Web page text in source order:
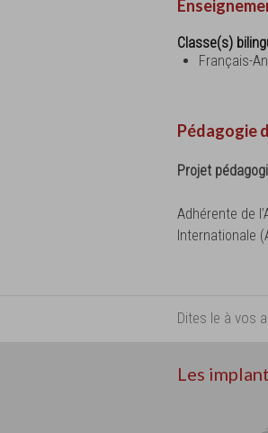
Classe(s)
Français-
Pédagogie
Projet
Adhérente de
Internationale
Dites le à vos
Les